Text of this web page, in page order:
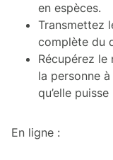
en espèces.
Transmettez
complète du
Récupérez
la personne
qu’elle
En ligne :